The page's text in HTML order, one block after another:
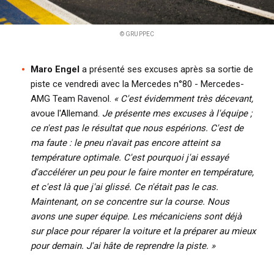
© GRUPPEC
Maro Engel a présenté ses excuses après sa sortie de
piste ce vendredi avec la Mercedes n°80 - Mercedes-
AMG Team Ravenol. « C'est évidemment très décevant,
avoue l'Allemand. Je présente mes excuses à l'équipe ;
ce n'est pas le résultat que nous espérions. C'est de
ma faute : le pneu n'avait pas encore atteint sa
température optimale. C'est pourquoi j'ai essayé
d'accélérer un peu pour le faire monter en température,
et c'est là que j'ai glissé. Ce n'était pas le cas.
Maintenant, on se concentre sur la course. Nous
avons une super équipe. Les mécaniciens sont déjà
sur place pour réparer la voiture et la préparer au mieux
pour demain. J'ai hâte de reprendre la piste. »